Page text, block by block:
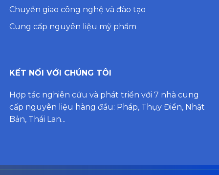
Chuyển giao công nghệ và đào tạo
Cung cấp nguyên liệu mỹ phẩm
KẾT NỐI VỚI CHÚNG TÔI
Hợp tác nghiên cứu và phát triển với 7 nhà cung
cấp nguyên liệu hàng đầu: Pháp, Thụy Điển, Nhật
Bản, Thái Lan...